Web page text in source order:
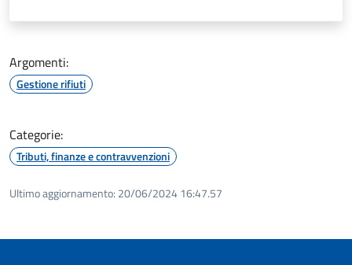
Argomenti:
Gestione rifiuti
Categorie:
Tributi, finanze e contravvenzioni
Ultimo aggiornamento: 20/06/2024 16:47.57